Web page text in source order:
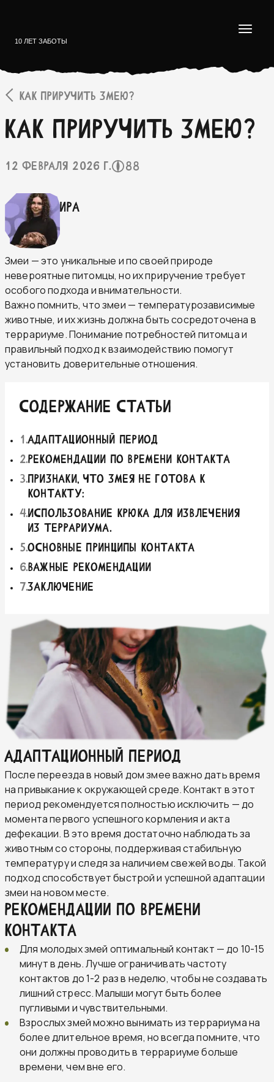
10 ЛЕТ ЗАБОТЫ
КАК ПРИРУЧИТЬ ЗМЕЮ?
Как приручить змею?
12 февраля 2026 г. 88
Ира
Змеи — это уникальные и по своей природе
невероятные питомцы, но их приручение требует
особого подхода и внимательности.
Важно помнить, что змеи — температурозависимые
животные, и их жизнь должна быть сосредоточена в
террариуме. Понимание потребностей питомца и
правильный подход к взаимодействию помогут
установить доверительные отношения.
СОДЕРЖАНИЕ СТАТЬИ
1.Адаптационный период
2.Рекомендации по времени контакта
3.Признаки, что змея не готова к
контакту:
4.Использование крюка для извлечения
из террариума.
5.Основные принципы контакта
6.Важные рекомендации
7.Заключение
Адаптационный период
После переезда в новый дом змее важно дать время
на привыкание к окружающей среде. Контакт в этот
период рекомендуется полностью исключить — до
момента первого успешного кормления и акта
дефекации. В это время достаточно наблюдать за
животным со стороны, поддерживая стабильную
температуру и следя за наличием свежей воды. Такой
подход способствует быстрой и успешной адаптации
змеи на новом месте.
Рекомендации по времени
контакта
Для молодых змей оптимальный контакт — до 10-15
минут в день. Лучше ограничивать частоту
контактов до 1-2 раз в неделю, чтобы не создавать
лишний стресс. Малыши могут быть более
пугливыми и чувствительными.
Взрослых змей можно вынимать из террариума на
более длительное время, но всегда помните, что
они должны проводить в террариуме больше
времени, чем вне его.